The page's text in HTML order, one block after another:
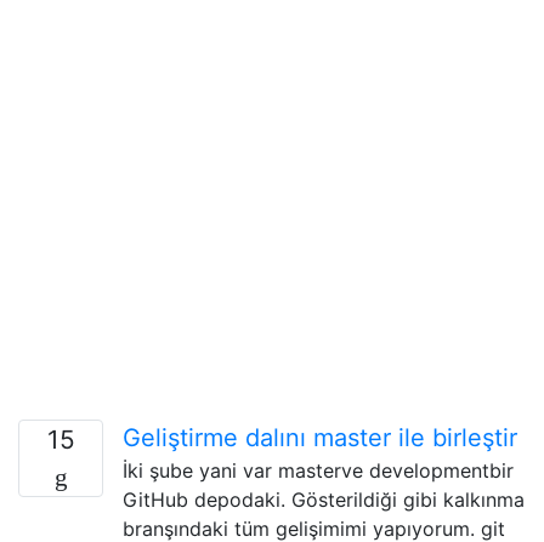
15 Geliştirme dalını master ile birleştir
İki şube yani var masterve developmentbir
GitHub depodaki. Gösterildiği gibi kalkınma
branşındaki tüm gelişimimi yapıyorum. git